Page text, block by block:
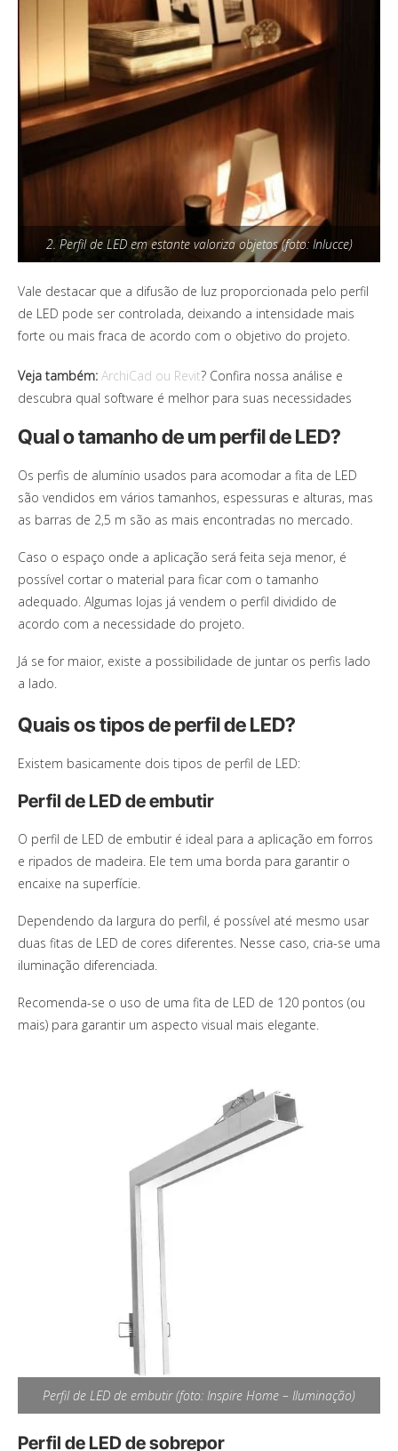
2. Perfil de LED em estante valoriza objetos (foto: Inlucce)
Vale destacar que a difusão de luz proporcionada pelo perfil
de LED pode ser controlada, deixando a intensidade mais
forte ou mais fraca de acordo com o objetivo do projeto.
Veja também: ArchiCad ou Revit? Confira nossa análise e
descubra qual software é melhor para suas necessidades
Qual o tamanho de um perfil de LED?
Os perfis de alumínio usados para acomodar a fita de LED
são vendidos em vários tamanhos, espessuras e alturas, mas
as barras de 2,5 m são as mais encontradas no mercado.
Caso o espaço onde a aplicação será feita seja menor, é
possível cortar o material para ficar com o tamanho
adequado. Algumas lojas já vendem o perfil dividido de
acordo com a necessidade do projeto.
Já se for maior, existe a possibilidade de juntar os perfis lado
a lado.
Quais os tipos de perfil de LED?
Existem basicamente dois tipos de perfil de LED:
Perfil de LED de embutir
O perfil de LED de embutir é ideal para a aplicação em forros
e ripados de madeira. Ele tem uma borda para garantir o
encaixe na superfície.
Dependendo da largura do perfil, é possível até mesmo usar
duas fitas de LED de cores diferentes. Nesse caso, cria-se uma
iluminação diferenciada.
Recomenda-se o uso de uma fita de LED de 120 pontos (ou
mais) para garantir um aspecto visual mais elegante.
Perfil de LED de embutir (foto: Inspire Home – Iluminação)
Perfil de LED de sobrepor